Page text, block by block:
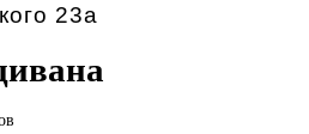
23а